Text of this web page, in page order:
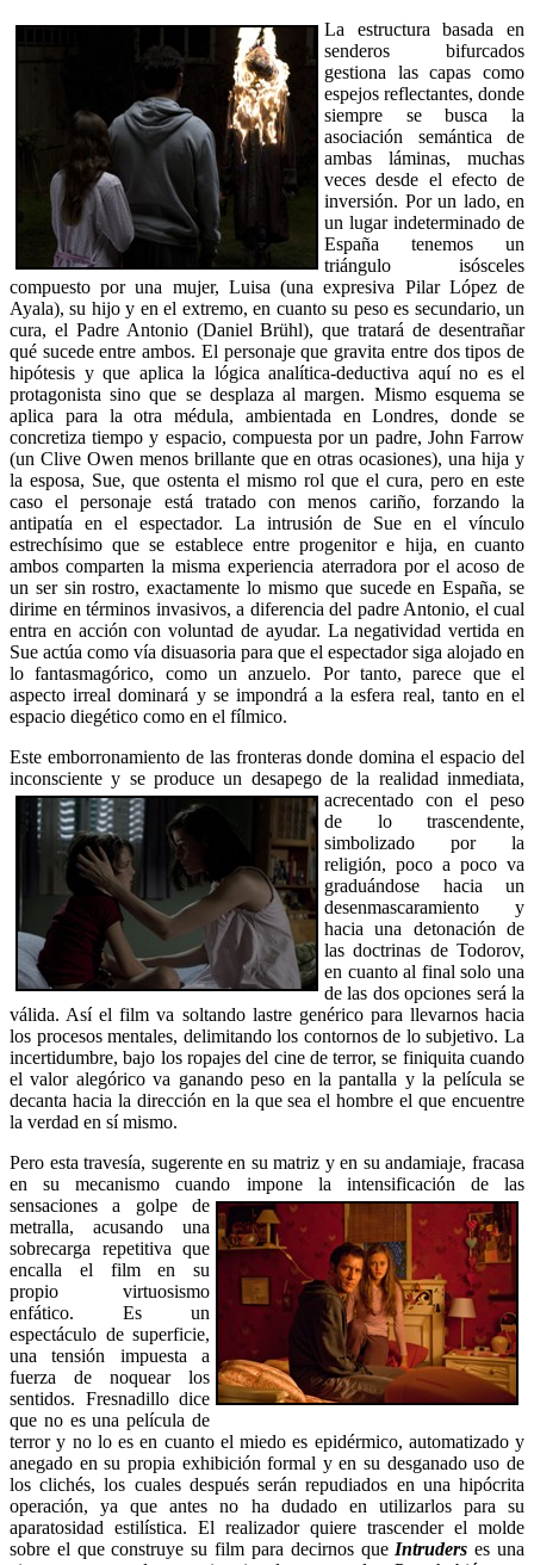
La estructura basada en
senderos bifurcados
gestiona las capas como
espejos reflectantes, donde
siempre se busca la
asociación semántica de
ambas láminas, muchas
veces desde el efecto de
inversión. Por un lado, en
un lugar indeterminado de
España tenemos un
triángulo isósceles
compuesto por una mujer, Luisa (una expresiva Pilar López de
Ayala), su hijo y en el extremo, en cuanto su peso es secundario, un
cura, el Padre Antonio (Daniel Brühl), que tratará de desentrañar
qué sucede entre ambos. El personaje que gravita entre dos tipos de
hipótesis y que aplica la lógica analítica-deductiva aquí no es el
protagonista sino que se desplaza al margen. Mismo esquema se
aplica para la otra médula, ambientada en Londres, donde se
concretiza tiempo y espacio, compuesta por un padre, John Farrow
(un Clive Owen menos brillante que en otras ocasiones), una hija y
la esposa, Sue, que ostenta el mismo rol que el cura, pero en este
caso el personaje está tratado con menos cariño, forzando la
antipatía en el espectador. La intrusión de Sue en el vínculo
estrechísimo que se establece entre progenitor e hija, en cuanto
ambos comparten la misma experiencia aterradora por el acoso de
un ser sin rostro, exactamente lo mismo que sucede en España, se
dirime en términos invasivos, a diferencia del padre Antonio, el cual
entra en acción con voluntad de ayudar. La negatividad vertida en
Sue actúa como vía disuasoria para que el espectador siga alojado en
lo fantasmagórico, como un anzuelo. Por tanto, parece que el
aspecto irreal dominará y se impondrá a la esfera real, tanto en el
espacio diegético como en el fílmico.
Este emborronamiento de las fronteras donde domina el espacio del
inconsciente y se produce un desapego de la realidad inmediata,
acrecentado con el peso
de lo trascendente,
simbolizado por la
religión, poco a poco va
graduándose hacia un
desenmascaramiento y
hacia una detonación de
las doctrinas de Todorov,
en cuanto al final solo una
de las dos opciones será la
válida. Así el film va soltando lastre genérico para llevarnos hacia
los procesos mentales, delimitando los contornos de lo subjetivo. La
incertidumbre, bajo los ropajes del cine de terror, se finiquita cuando
el valor alegórico va ganando peso en la pantalla y la película se
decanta hacia la dirección en la que sea el hombre el que encuentre
la verdad en sí mismo.
Pero esta travesía, sugerente en su matriz y en su andamiaje, fracasa
en su mecanismo cuando impone la intensificación de las
sensaciones a golpe de
metralla, acusando una
sobrecarga repetitiva que
encalla el film en su
propio virtuosismo
enfático. Es un
espectáculo de superficie,
una tensión impuesta a
fuerza de noquear los
sentidos. Fresnadillo dice
que no es una película de
terror y no lo es en cuanto el miedo es epidérmico, automatizado y
anegado en su propia exhibición formal y en su desganado uso de
los clichés, los cuales después serán repudiados en una hipócrita
operación, ya que antes no ha dudado en utilizarlos para su
aparatosidad estilística. El realizador quiere trascender el molde
sobre el que construye su film para decirnos que Intruderses una